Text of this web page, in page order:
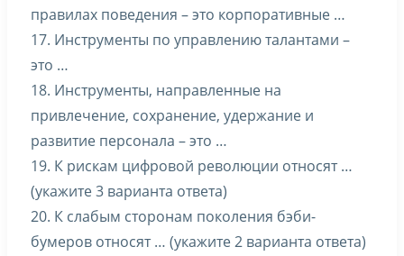
правилах поведения – это корпоративные …
17. Инструменты по управлению талантами –
это …
18. Инструменты, направленные на
привлечение, сохранение, удержание и
развитие персонала – это …
19. К рискам цифровой революции относят …
(укажите 3 варианта ответа)
20. К слабым сторонам поколения бэби-
бумеров относят … (укажите 2 варианта ответа)